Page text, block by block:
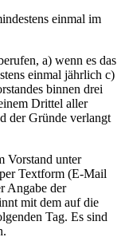
einmal im
a) wenn es das
einmal jährlich c)
binnen drei
Drittel aller
der Gründe verlangt
Vorstand unter
Textform (E-Mail
Angabe der
mit dem auf die
Tag. Es sind